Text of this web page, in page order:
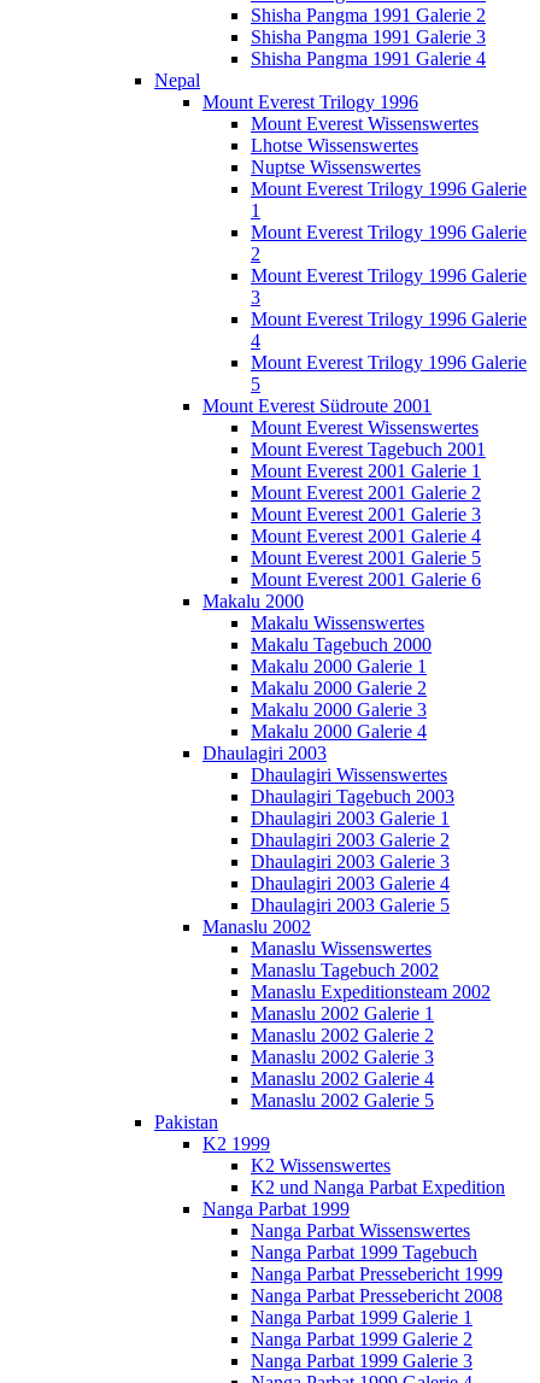
Shisha Pangma 1991 Galerie 2
Shisha Pangma 1991 Galerie 3
Shisha Pangma 1991 Galerie 4
Nepal
Mount Everest Trilogy 1996
Mount Everest Wissenswertes
Lhotse Wissenswertes
Nuptse Wissenswertes
Mount Everest Trilogy 1996 Galerie
1
Mount Everest Trilogy 1996 Galerie
2
Mount Everest Trilogy 1996 Galerie
3
Mount Everest Trilogy 1996 Galerie
4
Mount Everest Trilogy 1996 Galerie
5
Mount Everest Südroute 2001
Mount Everest Wissenswertes
Mount Everest Tagebuch 2001
Mount Everest 2001 Galerie 1
Mount Everest 2001 Galerie 2
Mount Everest 2001 Galerie 3
Mount Everest 2001 Galerie 4
Mount Everest 2001 Galerie 5
Mount Everest 2001 Galerie 6
Makalu 2000
Makalu Wissenswertes
Makalu Tagebuch 2000
Makalu 2000 Galerie 1
Makalu 2000 Galerie 2
Makalu 2000 Galerie 3
Makalu 2000 Galerie 4
Dhaulagiri 2003
Dhaulagiri Wissenswertes
Dhaulagiri Tagebuch 2003
Dhaulagiri 2003 Galerie 1
Dhaulagiri 2003 Galerie 2
Dhaulagiri 2003 Galerie 3
Dhaulagiri 2003 Galerie 4
Dhaulagiri 2003 Galerie 5
Manaslu 2002
Manaslu Wissenswertes
Manaslu Tagebuch 2002
Manaslu Expeditionsteam 2002
Manaslu 2002 Galerie 1
Manaslu 2002 Galerie 2
Manaslu 2002 Galerie 3
Manaslu 2002 Galerie 4
Manaslu 2002 Galerie 5
Pakistan
K2 1999
K2 Wissenswertes
K2 und Nanga Parbat Expedition
Nanga Parbat 1999
Nanga Parbat Wissenswertes
Nanga Parbat 1999 Tagebuch
Nanga Parbat Pressebericht 1999
Nanga Parbat Pressebericht 2008
Nanga Parbat 1999 Galerie 1
Nanga Parbat 1999 Galerie 2
Nanga Parbat 1999 Galerie 3